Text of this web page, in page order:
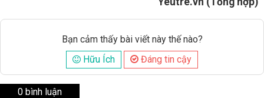
Bạn cảm thấy bài viết này thế nào?
Hữu Ích
Đáng tin cậy
0 bình luận